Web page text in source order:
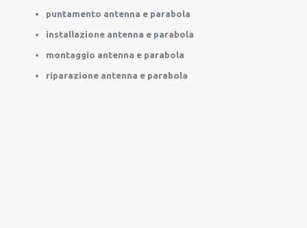
puntamento antenna e parabola
installazione antenna e parabola
montaggio antenna e parabola
riparazione antenna e parabola